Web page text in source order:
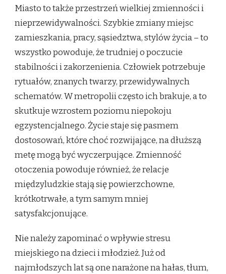
Miasto to także przestrzeń wielkiej zmienności i
nieprzewidywalności. Szybkie zmiany miejsc
zamieszkania, pracy, sąsiedztwa, stylów życia – to
wszystko powoduje, że trudniej o poczucie
stabilności i zakorzenienia. Człowiek potrzebuje
rytuałów, znanych twarzy, przewidywalnych
schematów. W metropolii często ich brakuje, a to
skutkuje wzrostem poziomu niepokoju
egzystencjalnego. Życie staje się pasmem
dostosowań, które choć rozwijające, na dłuższą
metę mogą być wyczerpujące. Zmienność
otoczenia powoduje również, że relacje
międzyludzkie stają się powierzchowne,
krótkotrwałe, a tym samym mniej
satysfakcjonujące.
Nie należy zapominać o wpływie stresu
miejskiego na dzieci i młodzież. Już od
najmłodszych lat są one narażone na hałas, tłum,